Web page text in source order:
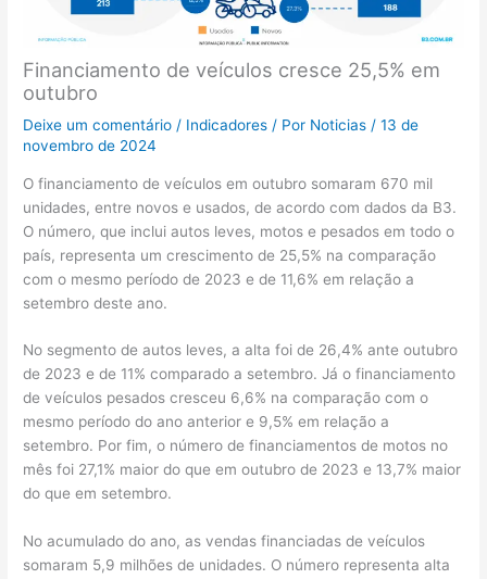
Financiamento de veículos cresce 25,5% em
outubro
Deixe um comentário / Indicadores / Por Noticias /13 de
novembro de 2024
O financiamento de veículos em outubro somaram 670 mil
unidades, entre novos e usados, de acordo com dados da B3.
O número, que inclui autos leves, motos e pesados em todo o
país, representa um crescimento de 25,5% na comparação
com o mesmo período de 2023 e de 11,6% em relação a
setembro deste ano.
No segmento de autos leves, a alta foi de 26,4% ante outubro
de 2023 e de 11% comparado a setembro. Já o financiamento
de veículos pesados cresceu 6,6% na comparação com o
mesmo período do ano anterior e 9,5% em relação a
setembro. Por fim, o número de financiamentos de motos no
mês foi 27,1% maior do que em outubro de 2023 e 13,7% maior
do que em setembro.
No acumulado do ano, as vendas financiadas de veículos
somaram 5,9 milhões de unidades. O número representa alta